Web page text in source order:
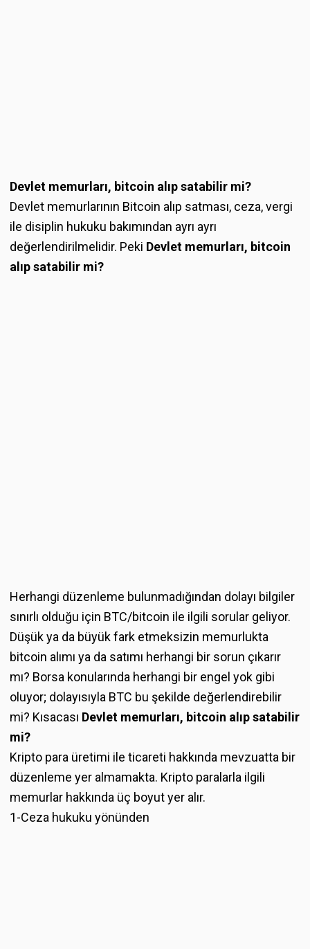
Devlet memurları, bitcoin alıp satabilir mi?
Devlet memurlarının Bitcoin alıp satması, ceza, vergi
ile disiplin hukuku bakımından ayrı ayrı
değerlendirilmelidir. Peki Devlet memurları, bitcoin
alıp satabilir mi?
Herhangi düzenleme bulunmadığından dolayı bilgiler
sınırlı olduğu için BTC/bitcoin ile ilgili sorular geliyor.
Düşük ya da büyük fark etmeksizin memurlukta
bitcoin alımı ya da satımı herhangi bir sorun çıkarır
mı? Borsa konularında herhangi bir engel yok gibi
oluyor; dolayısıyla BTC bu şekilde değerlendirebilir
mi? Kısacası Devlet memurları, bitcoin alıp satabilir
mi?
Kripto para üretimi ile ticareti hakkında mevzuatta bir
düzenleme yer almamakta. Kripto paralarla ilgili
memurlar hakkında üç boyut yer alır.
1-Ceza hukuku yönünden